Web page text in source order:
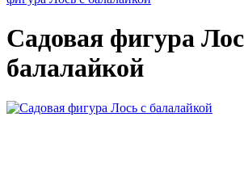
Садовая фигура
балалайкой